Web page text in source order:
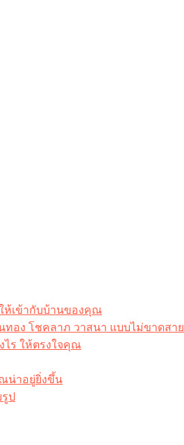
ห้เข้ากับบ้านของคุณ
ทอง โชคลาภ วาสนา แบบไม่ขาดสาย
ไร ให้ตรงใจคุณ
น่าอยู่ยิ่งขึ้น
ป